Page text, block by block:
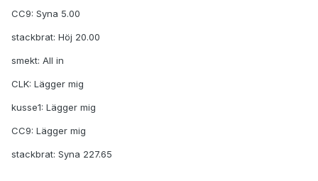
CC9: Syna 5.00
stackbrat: Höj 20.00
smekt: All in
CLK: Lägger mig
kusse1: Lägger mig
CC9: Lägger mig
stackbrat: Syna 227.65